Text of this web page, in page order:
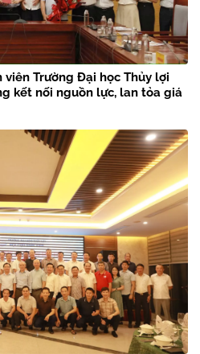
viên Trường Đại học Thủy lợi
kết nối nguồn lực, lan tỏa giá